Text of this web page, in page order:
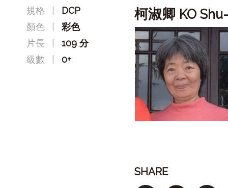
規格
DCP
顏色
彩色
片長
109 分
級數
0+
柯淑卿 KO
SHARE